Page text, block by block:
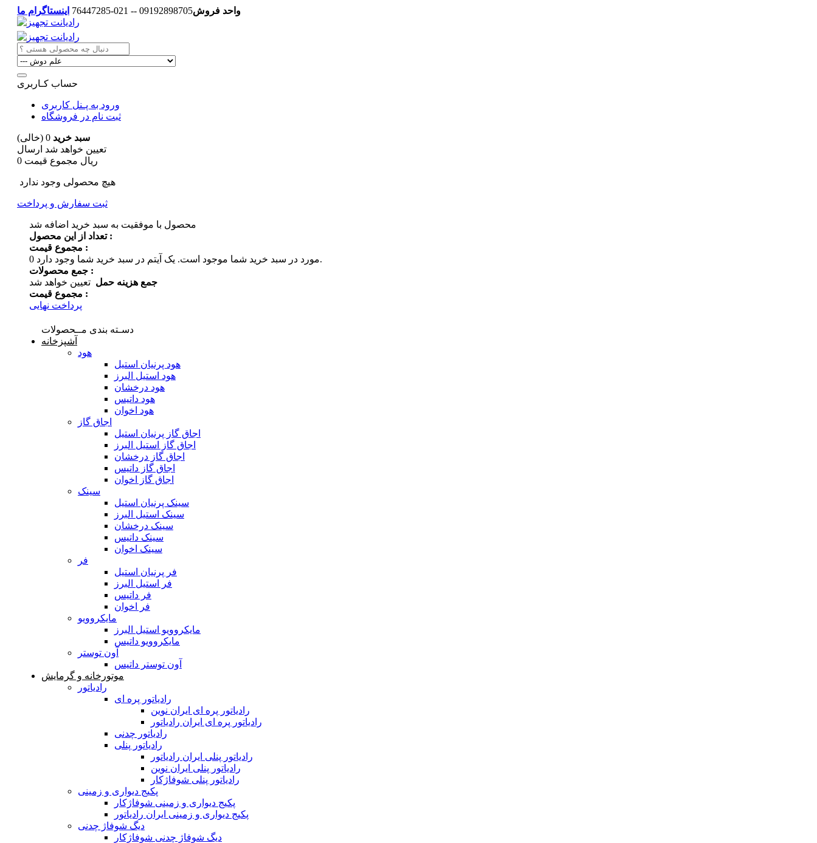
واحد فروش09192898705 -- 021-76447285 اینستاگرام ما
حساب کـاربری
ورود به پـنل کاربری
ثبت نام در فروشگاه
سبد خرید 0 (خالی)
تعیین خواهد شد ارسال
0 ریال مجموع قیمت
هیچ محصولی وجود ندارد
ثبت سفارش و پرداخت
محصول با موفقیت به سبد خرید اضافه شد
تعداد از این محصول :
مجموع قیمت :
0
مورد در سبد خرید شما موجود است.یک آیتم در سبد خرید شما وجود دارد.
جمع محصولات :
جمع هزینه حمل تعیین خواهد شد
مجموع قیمت :
پرداخت نهایی
دسـته بندی مــحصولات
آشپزخانه
هود
هود پرنیان استیل
هود استیل البرز
هود درخشان
هود داتیس
هود اخوان
اجاق گاز
اجاق گاز پرنیان استیل
اجاق گاز استیل البرز
اجاق گاز درخشان
اجاق گاز داتیس
اجاق گاز اخوان
سینک
سینک پرنیان استیل
سینک استیل البرز
سینک درخشان
سینک داتیس
سینک اخوان
فر
فر پرنیان استیل
فر استیل البرز
فر داتیس
فر اخوان
مایکروویو
مایکروویو استیل البرز
مایکروویو داتیس
آون توستر
آون توستر داتیس
موتورخانه و گرمایش
رادیاتور
رادیاتور پره ای
رادیاتور پره ای ایران نوین
رادیاتور پره ای ایران رادیاتور
رادیاتور چدنی
رادیاتور پنلی
رادیاتور پنلی ایران رادیاتور
رادیاتور پنلی ایران نوین
رادیاتور پنلی شوفاژکار
پکیج دیواری و زمینی
پکیج دیواری و زمینی شوفاژکار
پکیج دیواری و زمینی ایران رادیاتور
دیگ شوفاژ چدنی
دیگ شوفاژ چدنی شوفاژکار